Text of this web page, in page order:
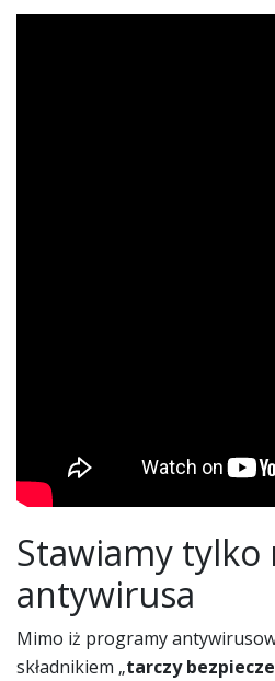
Stawiamy tylko
antywirusa
Mimo iż programy
składnikiem „tarczy